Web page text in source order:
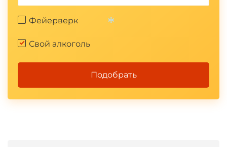
Фейерверк
Свой алкоголь
Подобрать
*